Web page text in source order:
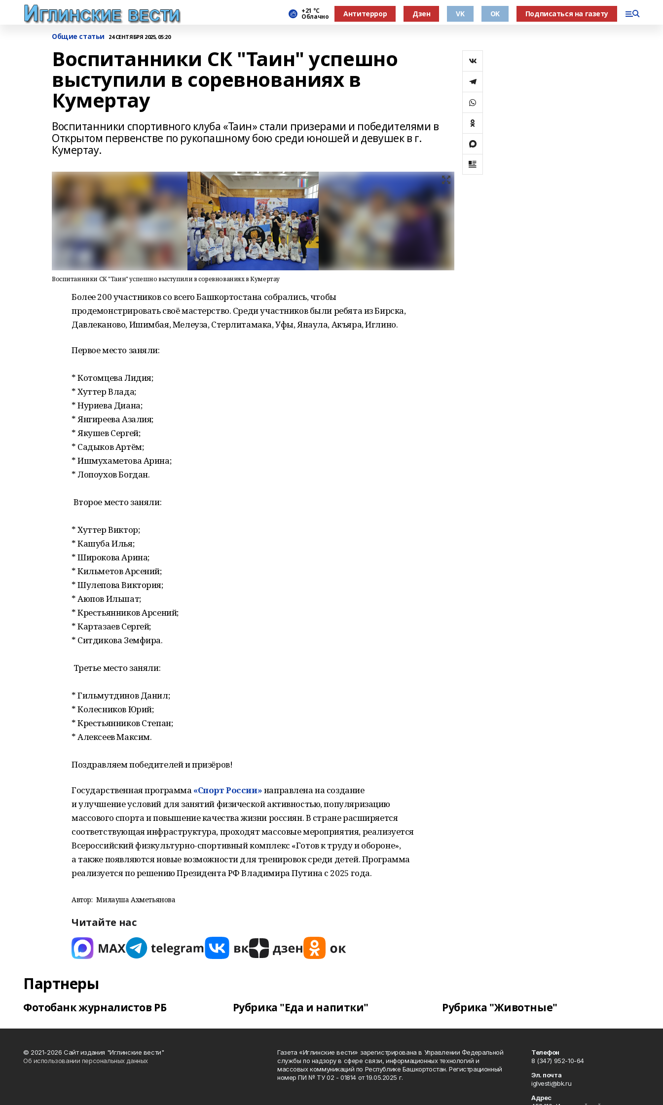
+21 °С
Облачно Антитеррор Дзен VK OK Подписаться на газету
Общие статьи 24 СЕНТЯБРЯ 2025, 05:20
Воспитанники СК "Таин" успешно
выступили в соревнованиях в
Кумертау
Воспитанники спортивного клуба «Таин» стали призерами и победителями в
Открытом первенстве по рукопашному бою среди юношей и девушек в г.
Кумертау.
Воспитанники СК "Таин" успешно выступили в соревнованиях в Кумертау
Более 200 участников со всего Башкортостана собрались, чтобы
продемонстрировать своё мастерство. Среди участников были ребята из Бирска,
Давлеканово, Ишимбая, Мелеуза, Стерлитамака, Уфы, Янаула, Акъяра, Иглино.
Первое место заняли:
* Котомцева Лидия;
* Хуттер Влада;
* Нуриева Диана;
* Янгиреева Азалия;
* Якушев Сергей;
* Садыков Артём;
* Ишмухаметова Арина;
* Лопоухов Богдан.
Второе место заняли:
* Хуттер Виктор;
* Кашуба Илья;
* Широкова Арина;
* Кильметов Арсений;
* Шулепова Виктория;
* Аюпов Ильшат;
* Крестьянников Арсений;
* Картазаев Сергей;
* Ситдикова Земфира.
Третье место заняли:
* Гильмутдинов Данил;
* Колесников Юрий;
* Крестьянников Степан;
* Алексеев Максим.
Поздравляем победителей и призёров!
Государственная программа «Спорт России»направлена на создание
и улучшение условий для занятий физической активностью, популяризацию
массового спорта и повышение качества жизни россиян. В стране расширяется
соответствующая инфраструктура, проходят массовые мероприятия, реализуется
Всероссийский физкультурно-спортивный комплекс «Готов к труду и обороне»,
а также появляются новые возможности для тренировок среди детей. Программа
реализуется по решению Президента РФ Владимира Путина с 2025 года.
Автор: Милауша Ахметьянова
Читайте нас
Партнеры
Фотобанк журналистов РБ Рубрика "Еда и напитки" Рубрика "Животные"
© 2021-2026 Сайт издания "Иглинские вести"
Об использовании персональных данных
Газета «Иглинские вести» зарегистрирована в Управлении Федеральной
службы по надзору в сфере связи, информационных технологий и
массовых коммуникаций по Республике Башкортостан. Регистрационный
номер ПИ № ТУ 02 - 01814 от 19.05.2025 г.
Телефон
8 (347) 952-10-64
Эл. почта
iglvesti@bk.ru
Адрес